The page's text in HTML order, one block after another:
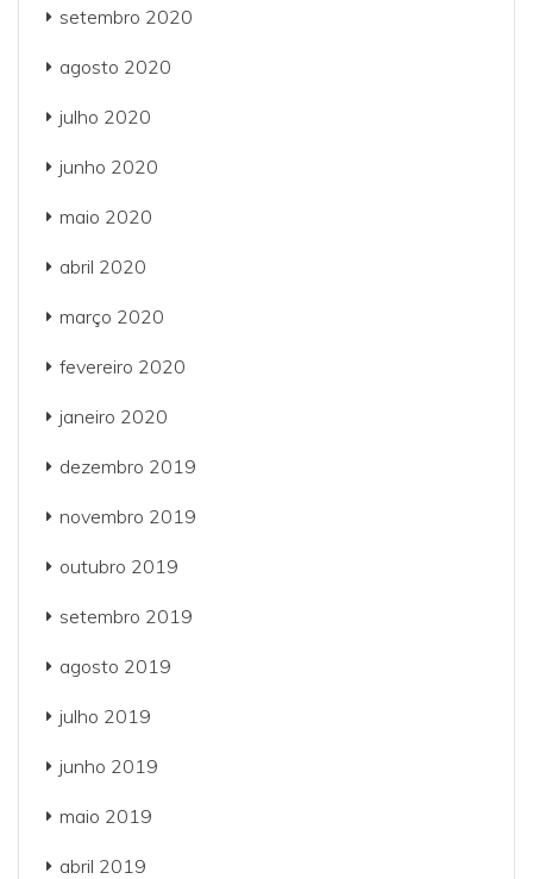
setembro 2020
agosto 2020
julho 2020
junho 2020
maio 2020
abril 2020
março 2020
fevereiro 2020
janeiro 2020
dezembro 2019
novembro 2019
outubro 2019
setembro 2019
agosto 2019
julho 2019
junho 2019
maio 2019
abril 2019